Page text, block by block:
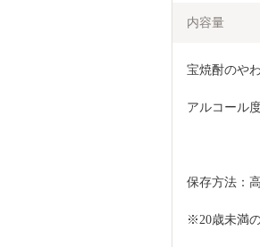
内容量
宝焼酎のや
アルコール
保存方法：
※20歳未満